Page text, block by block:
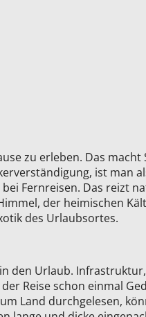
zu erleben. Das
ist man
Fernreisen. Das reizt
der heimischen
des Urlaubsortes.
den Urlaub.
Reise schon einmal
Land durchgelesen,